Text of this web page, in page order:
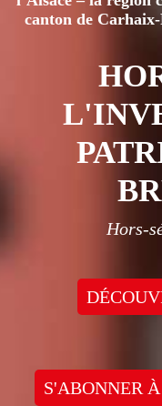
canton de
Hors-
S'ABONNER